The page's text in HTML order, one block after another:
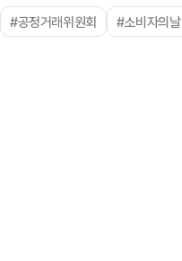
#공정거래위원회 #소비자의날